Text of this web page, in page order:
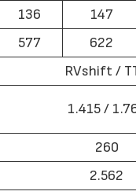
136
147
577
622
RVshift /
1.415 /
260
2.562